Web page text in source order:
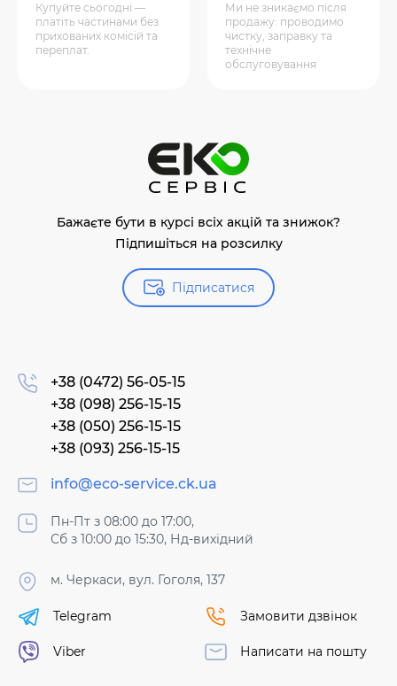
Купуйте сьогодні —
платіть частинами без
прихованих комісій та
переплат.
Ми не зникаємо після
продажу: проводимо
чистку, заправку та
технічне
обслуговування
Бажаєте бути в курсі всіх акцій та знижок?
Підпишіться на розсилку
Підписатися
+38 (0472) 56-05-15
+38 (098) 256-15-15
+38 (050) 256-15-15
+38 (093) 256-15-15
info@eco-service.ck.ua
Пн-Пт з 08:00 до 17:00,
Сб з 10:00 до 15:30, Нд-вихідний
м. Черкаси, вул. Гоголя, 137
Telegram
Viber
Замовити дзвінок
Написати на пошту